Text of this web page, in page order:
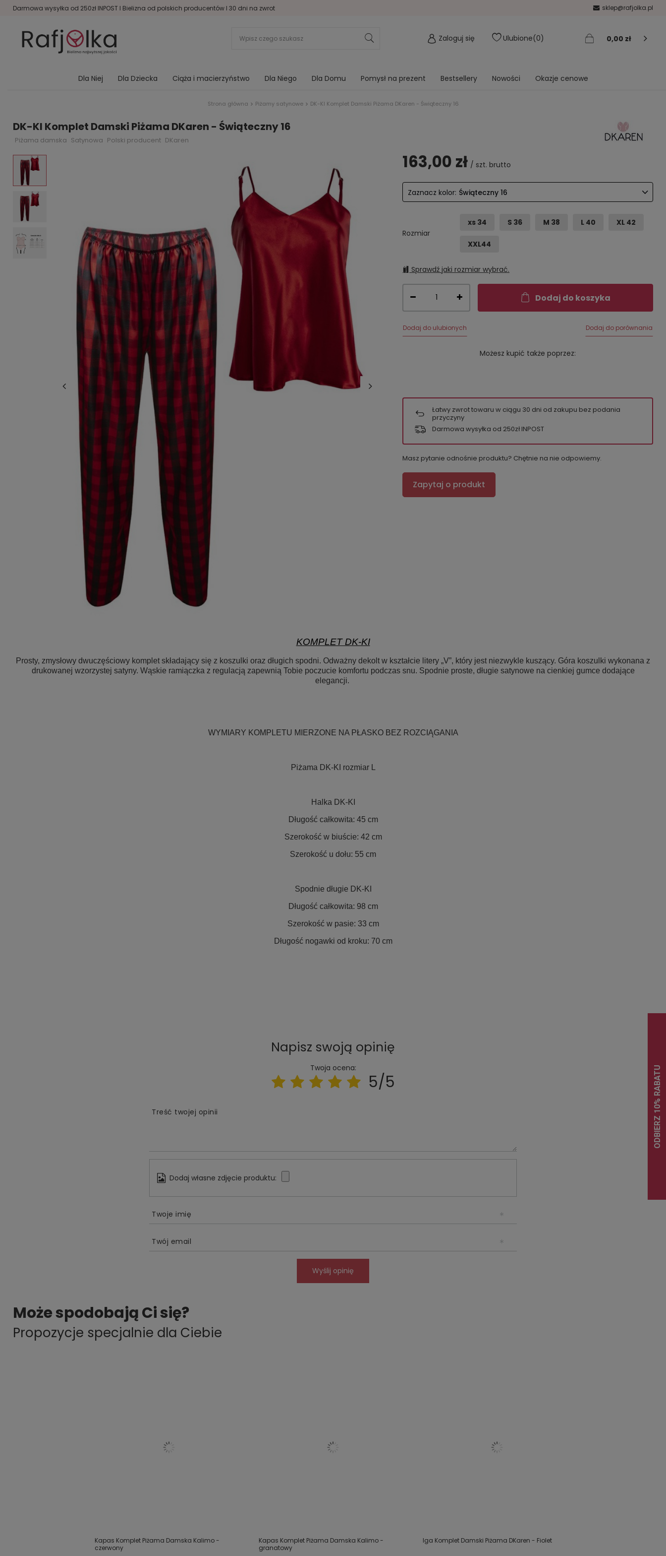
Darmowa wysyłka od 250zł INPOST I Bielizna od polskich producentów I 30 dni na zwrot sklep@rafjolka.pl
Zaloguj się Ulubione 0 0,00 zł
Dla Niej Dla Dziecka Ciąża i macierzyństwo Dla Niego Dla Domu Pomysł na prezent Bestsellery Nowości Okazje cenowe
Strona główna Piżamy satynowe DK-KI Komplet Damski Piżama DKaren - Świąteczny 16
DK-KI Komplet Damski Piżama DKaren - Świąteczny 16
Piżama damska Satynowa Polski producent DKaren
163,00 zł / szt. brutto
Zaznacz kolor: Świąteczny 16
Rozmiar
xs 34 S 36 M 38 L 40 XL 42
XXL44
Sprawdź jaki rozmiar wybrać.
Dodaj do koszyka
Dodaj do ulubionych Dodaj do porównania
Możesz kupić także poprzez:
Łatwy zwrot towaru w ciągu 30 dni od zakupu bez podania
przyczyny
Darmowa wysyłka od 250zł INPOST
Masz pytanie odnośnie produktu? Chętnie na nie odpowiemy.
Zapytaj o produkt
KOMPLET DK-KI
Prosty, zmysłowy dwuczęściowy komplet składający się z koszulki oraz długich spodni. Odważny dekolt w kształcie litery „V”, który jest niezwykle kuszący. Góra koszulki wykonana z
drukowanej wzorzystej satyny. Wąskie ramiączka z regulacją zapewnią Tobie poczucie komfortu podczas snu. Spodnie proste, długie satynowe na cienkiej gumce dodające
elegancji.
WYMIARY KOMPLETU MIERZONE NA PŁASKO BEZ ROZCIĄGANIA
Piżama DK-KI rozmiar L
Halka DK-KI
Długość całkowita: 45 cm
Szerokość w biuście: 42 cm
Szerokość u dołu: 55 cm
Spodnie długie DK-KI
Długość całkowita: 98 cm
Szerokość w pasie: 33 cm
Długość nogawki od kroku: 70 cm
Napisz swoją opinię
Twoja ocena:
5/5
Treść twojej opinii
Dodaj własne zdjęcie produktu:
Twoje imię
Twój email
Wyślij opinię
Może spodobają Ci się?
Propozycje specjalnie dla Ciebie
Kapas Komplet Piżama Damska Kalimo -
czerwony
Kapas Komplet Piżama Damska Kalimo -
granatowy
Iga Komplet Damski Piżama DKaren - Fiolet